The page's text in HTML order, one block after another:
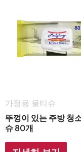
가정용 물티슈
뚜껑이 있는 주방 청
슈 80개